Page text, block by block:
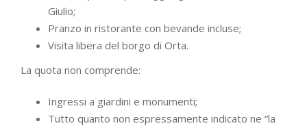
Giulio;
Pranzo in ristorante con bevande incluse;
Visita libera del borgo di Orta.
La quota non comprende:
Ingressi a giardini e monumenti;
Tutto quanto non espressamente indicato ne “la